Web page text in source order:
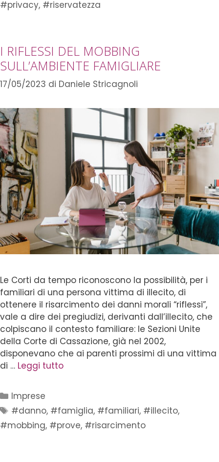
#privacy, #riservatezza
I RIFLESSI DEL MOBBING
SULL’AMBIENTE FAMIGLIARE
17/05/2023 di Daniele Stricagnoli
Le Corti da tempo riconoscono la possibilità, per i
familiari di una persona vittima di illecito, di
ottenere il risarcimento dei danni morali “riflessi”,
vale a dire dei pregiudizi, derivanti dall’illecito, che
colpiscano il contesto familiare: le Sezioni Unite
della Corte di Cassazione, già nel 2002,
disponevano che ai parenti prossimi di una vittima
di … Leggi tutto
Imprese
#danno, #famiglia, #familiari, #illecito,
#mobbing, #prove, #risarcimento